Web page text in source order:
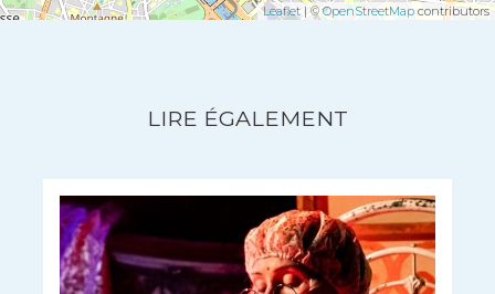
Leaflet | ©OpenStreetMap contributors
LIRE ÉGALEMENT